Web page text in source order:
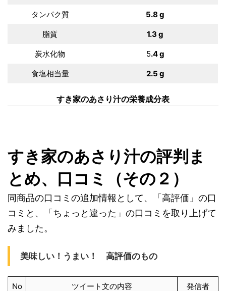
タンパク質 5.8 g
脂質 1.3 g
炭水化物 5.4 g
食塩相当量 2.5 g
すき家のあさり汁の栄養成分表
すき家のあさり汁の評判ま
とめ、口コミ（その２）
同商品の口コミの追加情報として、「高評価」の口
コミと、「ちょっと違った」の口コミを取り上げて
みました。
美味しい！うまい！ 高評価のもの
No ツイート文の内容 発信者